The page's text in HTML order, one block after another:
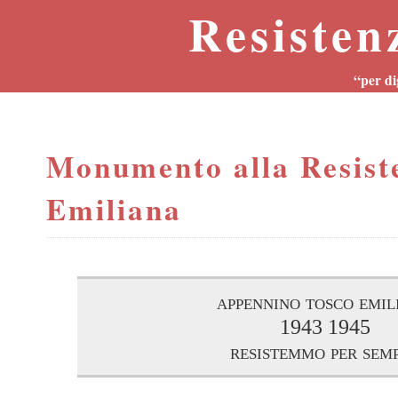
“per
Monumento alla
Emiliana
appennino tosco
1943 1945
resistemmo per